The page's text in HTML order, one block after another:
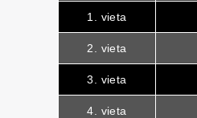
1. vieta
2. vieta
3. vieta
4. vieta